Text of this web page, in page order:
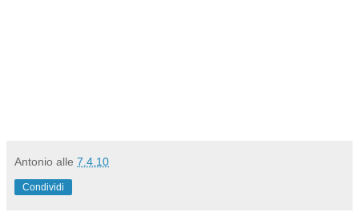
Antonio alle 7.4.10
Condividi